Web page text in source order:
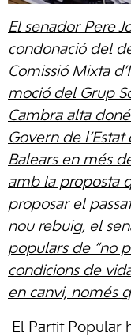
El senador Pere
condonació del
Comissió Mixta
moció del Grup
Cambra alta
Govern de
Balears en més
amb la proposta
proposar el
nou rebuig, el
populars de “no
condicions de
en canvi, només
El Partit Popular